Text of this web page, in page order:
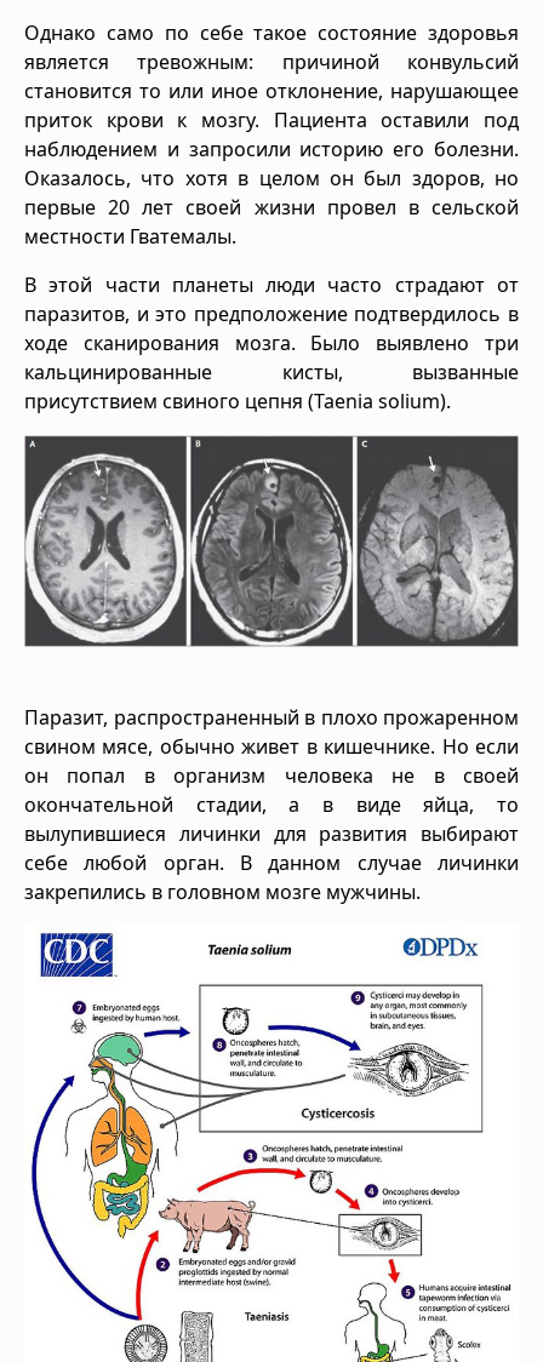
Однако само по себе такое состояние здоровья
является тревожным: причиной конвульсий
становится то или иное отклонение, нарушающее
приток крови к мозгу. Пациента оставили под
наблюдением и запросили историю его болезни.
Оказалось, что хотя в целом он был здоров, но
первые 20 лет своей жизни провел в сельской
местности Гватемалы.
В этой части планеты люди часто страдают от
паразитов, и это предположение подтвердилось в
ходе сканирования мозга. Было выявлено три
кальцинированные кисты, вызванные
присутствием свиного цепня (Taenia solium).
Паразит, распространенный в плохо прожаренном
свином мясе, обычно живет в кишечнике. Но если
он попал в организм человека не в своей
окончательной стадии, а в виде яйца, то
вылупившиеся личинки для развития выбирают
себе любой орган. В данном случае личинки
закрепились в головном мозге мужчины.